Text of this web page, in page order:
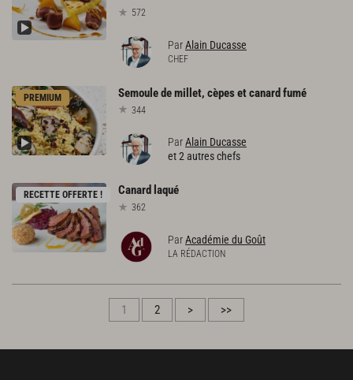
572
ParAlain Ducasse
CHEF
PREMIUM Semouledemillet, cèpesetcanard fumé
344
ParAlain Ducasse
et 2 autres chefs
RECETTE OFFERTE ! Canard laqué
362
ParAcadémie du Goût
LA RÉDACTION
1 2 > >>